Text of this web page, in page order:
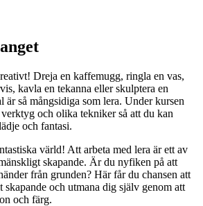
Dreja en kaffemugg, ringla en vas,
kavla en tekanna eller skulptera en
är så mångsidiga som lera. Under kursen
och olika tekniker så att du kan
och fantasi.
värld! Att arbeta med lera är ett av
skapande. Är du nyfiken på att
från grunden? Här får du chansen att
skapande och utmana dig själv genom att
och färg.